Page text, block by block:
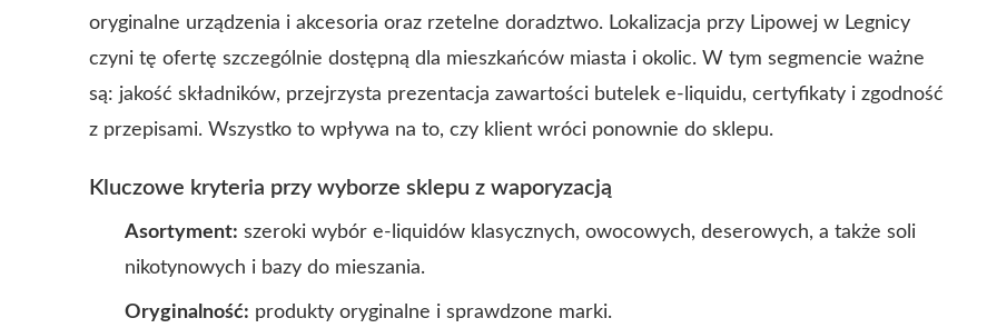
oryginalne urządzenia i akcesoria oraz rzetelne doradztwo. Lokalizacja przy Lipowej w Legnicy
czyni tę ofertę szczególnie dostępną dla mieszkańców miasta i okolic. W tym segmencie ważne
są: jakość składników, przejrzysta prezentacja zawartości butelek e-liquidu, certyfikaty i zgodność
z przepisami. Wszystko to wpływa na to, czy klient wróci ponownie do sklepu.
Kluczowe kryteria przy wyborze sklepu z waporyzacją
Asortyment: szeroki wybór e-liquidów klasycznych, owocowych, deserowych, a także soli
nikotynowych i bazy do mieszania.
Oryginalność: produkty oryginalne i sprawdzone marki.